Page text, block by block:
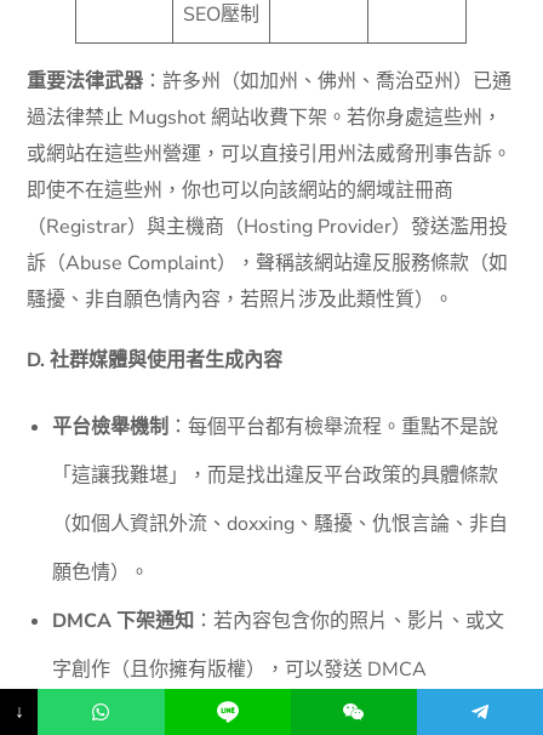
SEO壓制
重要法律武器 ：許多州（如加州、佛州、喬治亞州）已通
過法律禁止 Mugshot 網站收費下架。若你身處這些州，
或網站在這些州營運，可以直接引用州法威脅刑事告訴。
即使不在這些州，你也可以向該網站的網域註冊商
（Registrar）與主機商（Hosting Provider）發送濫用投
訴（Abuse Complaint），聲稱該網站違反服務條款（如
騷擾、非自願色情內容，若照片涉及此類性質）。
D. 社群媒體與使用者生成內容
平台檢舉機制 ：每個平台都有檢舉流程。重點不是說
「這讓我難堪」，而是找出違反平台政策的具體條款
（如個人資訊外流、doxxing、騷擾、仇恨言論、非自
願色情）。
DMCA 下架通知 ：若內容包含你的照片、影片、或文
字創作（且你擁有版權），可以發送 DMCA
Takedown Notice。這是少數對平台有法律強制力的工
↓